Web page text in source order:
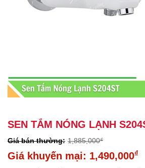
SEN TẮM NÓNG LẠNH
1,885,000₫
Giá
1,490,000₫